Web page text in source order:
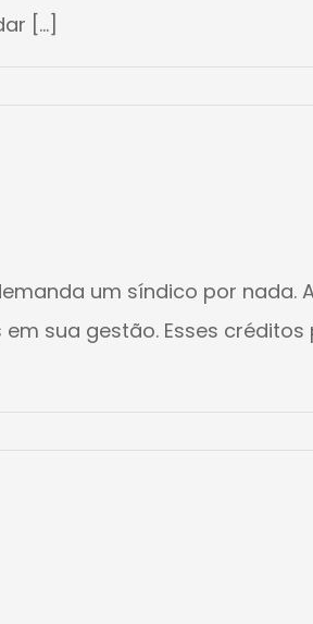
[...]
um síndico por nada.
sua gestão. Esses créditos